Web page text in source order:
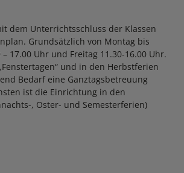
dem Unterrichtsschluss der Klassen
Grundsätzlich von Montag bis
17.00 Uhr und Freitag 11.30-16.00 Uhr.
und in den Herbstferien
Bedarf eine Ganztagsbetreuung
ist die Einrichtung in den
, Oster- und Semesterferien)